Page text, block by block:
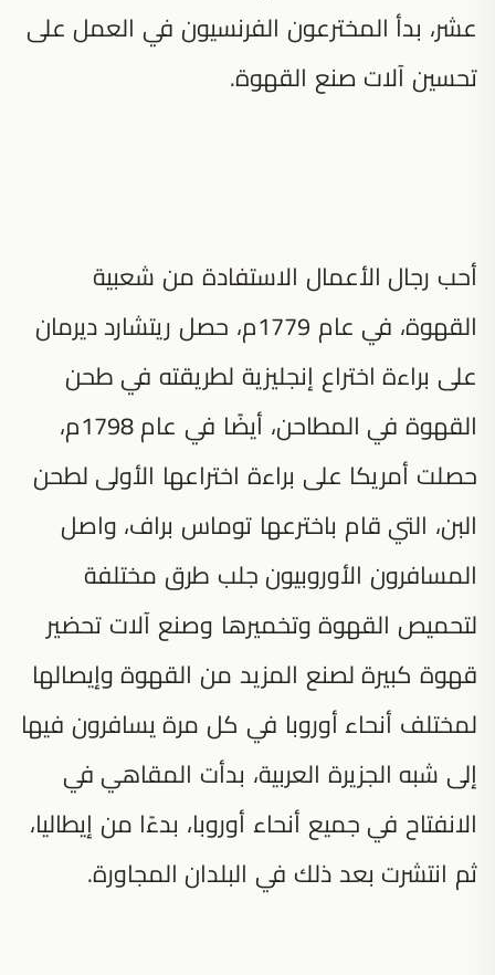
عشر، بدأ المخترعون الفرنسيون في العمل على
تحسين آلات صنع القهوة.
أحب رجال الأعمال الاستفادة من شعبية
القهوة، في عام 1779م، حصل ريتشارد ديرمان
على براءة اختراع إنجليزية لطريقته في طحن
القهوة في المطاحن، أيضًا في عام 1798م،
حصلت أمريكا على براءة اختراعها الأولى لطحن
البن، التي قام باخترعها توماس براف، واصل
المسافرون الأوروبيون جلب طرق مختلفة
لتحميص القهوة وتخميرها وصنع آلات تحضير
قهوة كبيرة لصنع المزيد من القهوة وإيصالها
لمختلف أنحاء أوروبا في كل مرة يسافرون فيها
إلى شبه الجزيرة العربية، بدأت المقاهي في
الانفتاح في جميع أنحاء أوروبا، بدءًا من إيطاليا،
ثم انتشرت بعد ذلك في البلدان المجاورة.